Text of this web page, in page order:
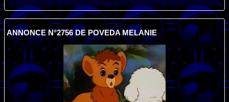
ANNONCE N°2756 DE POVEDA MELANIE